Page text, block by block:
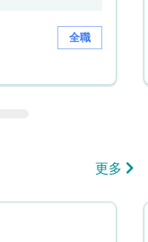
全職
更多